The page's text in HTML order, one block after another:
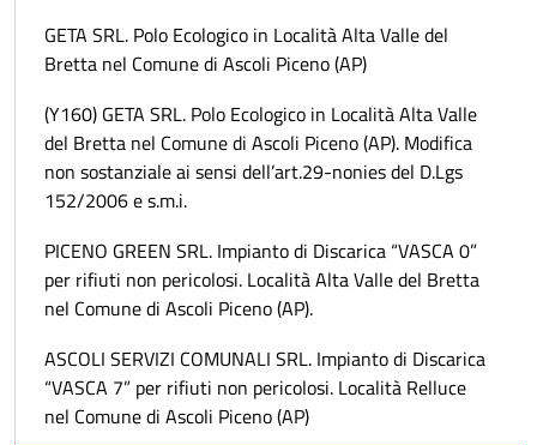
GETA SRL. Polo Ecologico in Località Alta Valle del
Bretta nel Comune di Ascoli Piceno (AP)
(Y160) GETA SRL. Polo Ecologico in Località Alta Valle
del Bretta nel Comune di Ascoli Piceno (AP). Modifica
non sostanziale ai sensi dell’art.29-nonies del D.Lgs
152/2006 e s.m.i.
PICENO GREEN SRL. Impianto di Discarica “VASCA 0”
per rifiuti non pericolosi. Località Alta Valle del Bretta
nel Comune di Ascoli Piceno (AP).
ASCOLI SERVIZI COMUNALI SRL. Impianto di Discarica
“VASCA 7” per rifiuti non pericolosi. Località Relluce
nel Comune di Ascoli Piceno (AP)